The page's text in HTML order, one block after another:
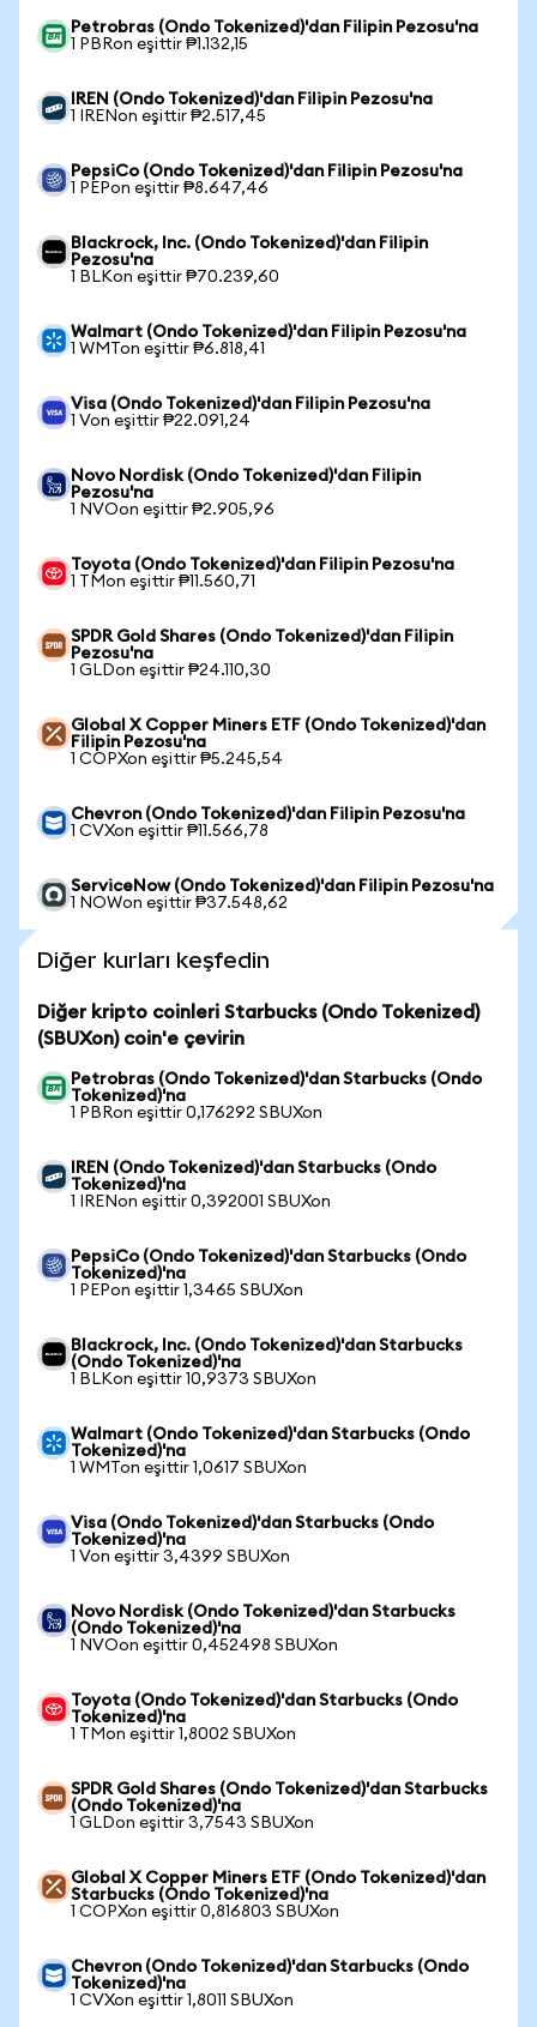
Petrobras (Ondo Tokenized)'dan Filipin Pezosu'na
1 PBRon eşittir ₱1.132,15
IREN (Ondo Tokenized)'dan Filipin Pezosu'na
1 IRENon eşittir ₱2.517,45
PepsiCo (Ondo Tokenized)'dan Filipin Pezosu'na
1 PEPon eşittir ₱8.647,46
Blackrock, Inc. (Ondo Tokenized)'dan Filipin
Pezosu'na
1 BLKon eşittir ₱70.239,60
Walmart (Ondo Tokenized)'dan Filipin Pezosu'na
1 WMTon eşittir ₱6.818,41
Visa (Ondo Tokenized)'dan Filipin Pezosu'na
1 Von eşittir ₱22.091,24
Novo Nordisk (Ondo Tokenized)'dan Filipin
Pezosu'na
1 NVOon eşittir ₱2.905,96
Toyota (Ondo Tokenized)'dan Filipin Pezosu'na
1 TMon eşittir ₱11.560,71
SPDR Gold Shares (Ondo Tokenized)'dan Filipin
Pezosu'na
1 GLDon eşittir ₱24.110,30
Global X Copper Miners ETF (Ondo Tokenized)'dan
Filipin Pezosu'na
1 COPXon eşittir ₱5.245,54
Chevron (Ondo Tokenized)'dan Filipin Pezosu'na
1 CVXon eşittir ₱11.566,78
ServiceNow (Ondo Tokenized)'dan Filipin Pezosu'na
1 NOWon eşittir ₱37.548,62
Diğer kurları keşfedin
Diğer kripto coinleri Starbucks (Ondo Tokenized)
(SBUXon) coin'e çevirin
Petrobras (Ondo Tokenized)'dan Starbucks (Ondo
Tokenized)'na
1 PBRon eşittir 0,176292 SBUXon
IREN (Ondo Tokenized)'dan Starbucks (Ondo
Tokenized)'na
1 IRENon eşittir 0,392001 SBUXon
PepsiCo (Ondo Tokenized)'dan Starbucks (Ondo
Tokenized)'na
1 PEPon eşittir 1,3465 SBUXon
Blackrock, Inc. (Ondo Tokenized)'dan Starbucks
(Ondo Tokenized)'na
1 BLKon eşittir 10,9373 SBUXon
Walmart (Ondo Tokenized)'dan Starbucks (Ondo
Tokenized)'na
1 WMTon eşittir 1,0617 SBUXon
Visa (Ondo Tokenized)'dan Starbucks (Ondo
Tokenized)'na
1 Von eşittir 3,4399 SBUXon
Novo Nordisk (Ondo Tokenized)'dan Starbucks
(Ondo Tokenized)'na
1 NVOon eşittir 0,452498 SBUXon
Toyota (Ondo Tokenized)'dan Starbucks (Ondo
Tokenized)'na
1 TMon eşittir 1,8002 SBUXon
SPDR Gold Shares (Ondo Tokenized)'dan Starbucks
(Ondo Tokenized)'na
1 GLDon eşittir 3,7543 SBUXon
Global X Copper Miners ETF (Ondo Tokenized)'dan
Starbucks (Ondo Tokenized)'na
1 COPXon eşittir 0,816803 SBUXon
Chevron (Ondo Tokenized)'dan Starbucks (Ondo
Tokenized)'na
1 CVXon eşittir 1,8011 SBUXon